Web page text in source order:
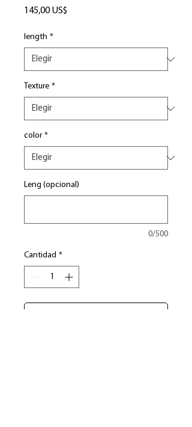
145,00 US$
length *
Texture *
color *
Leng (opcional)
0/500
Cantidad *